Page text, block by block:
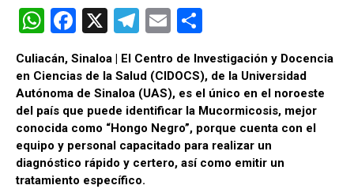
W
h
at
s
A
p
p
F
a
ce
b
o
o
k
X
T
el
e
gr
a
m
E
m
ail m
p
ar
tir
Culiacán, Sinaloa | El Centro de Investigación y Docencia
en Ciencias de la Salud (CIDOCS), de la Universidad
Autónoma de Sinaloa (UAS), es el único en el noroeste
del país que puede identificar la Mucormicosis, mejor
conocida como “Hongo Negro”, porque cuenta con el
equipo y personal capacitado para realizar un
diagnóstico rápido y certero, así como emitir un
tratamiento específico.